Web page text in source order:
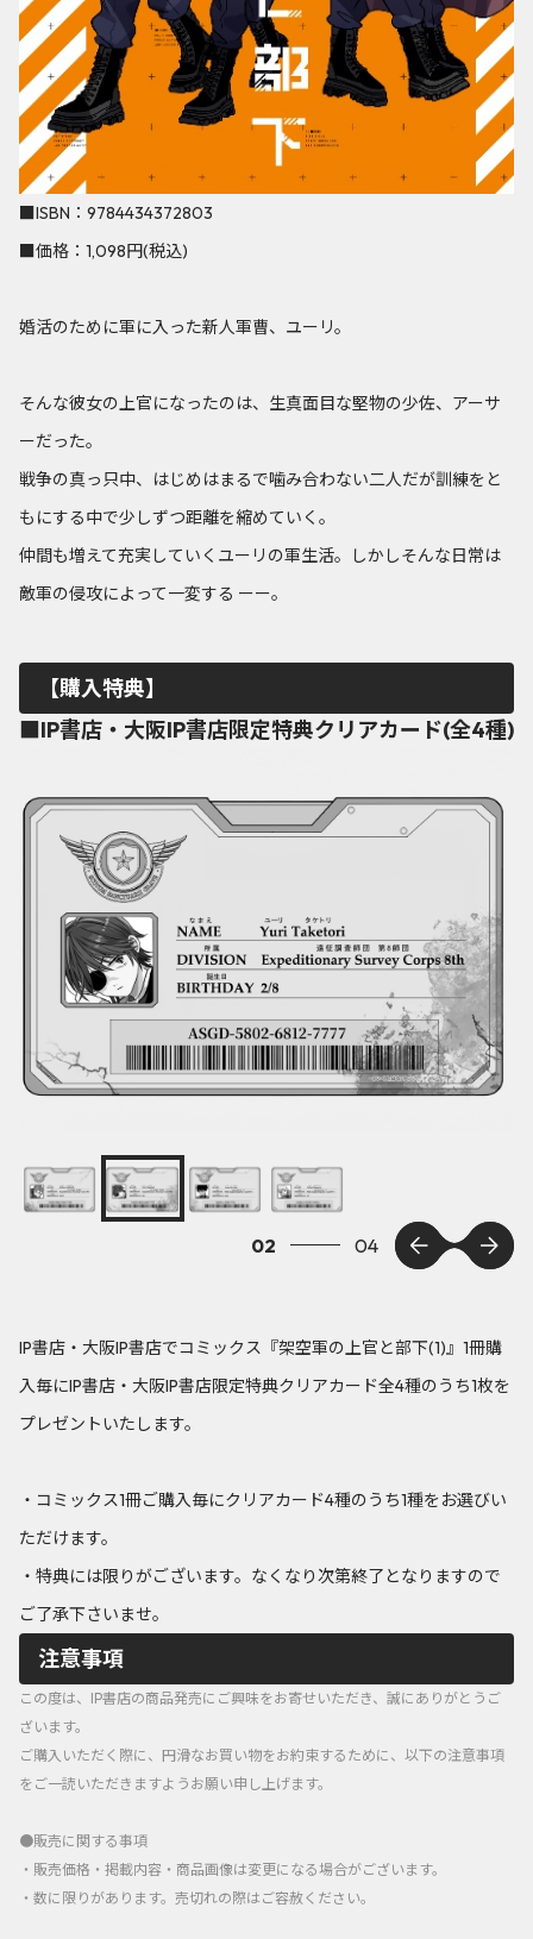
■ISBN：9784434372803
■価格：1,098円(税込)
婚活のために軍に入った新人軍曹、ユーリ。
そんな彼女の上官になったのは、生真面目な堅物の少佐、アーサ
ーだった。
戦争の真っ只中、はじめはまるで噛み合わない二人だが訓練をと
もにする中で少しずつ距離を縮めていく。
仲間も増えて充実していくユーリの軍生活。しかしそんな日常は
敵軍の侵攻によって一変する ーー。
【購入特典】
■IP書店・大阪IP書店限定特典クリアカード(全4種)
03 04
IP書店・大阪IP書店でコミックス『架空軍の上官と部下(1)』1冊購
入毎にIP書店・大阪IP書店限定特典クリアカード全4種のうち1枚を
プレゼントいたします。
・コミックス1冊ご購入毎にクリアカード4種のうち1種をお選びい
ただけます。
・特典には限りがございます。なくなり次第終了となりますので
ご了承下さいませ。
注意事項
この度は、IP書店の商品発売にご興味をお寄せいただき、誠にありがとうご
ざいます。
ご購入いただく際に、円滑なお買い物をお約束するために、以下の注意事項
をご一読いただきますようお願い申し上げます。
●販売に関する事項
・販売価格・掲載内容・商品画像は変更になる場合がございます。
・数に限りがあります。売切れの際はご容赦ください。